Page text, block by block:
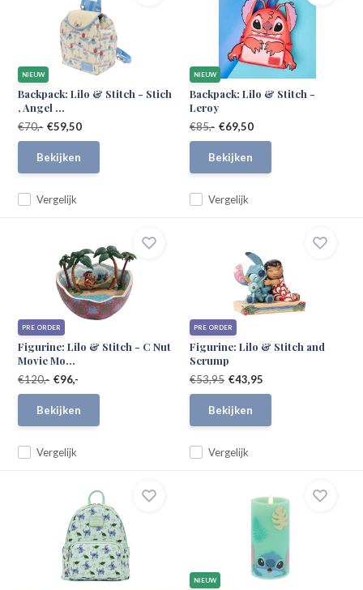
NIEUW
Backpack: Lilo & Stitch - Stich
, Angel ...
Vergelijk
€70,- €59,50
Bekijken
NIEUW
Backpack: Lilo & Stitch -
Leroy
Vergelijk
€85,- €69,50
Bekijken
PRE ORDER
Figurine: Lilo & Stitch - C Nut
Movie Mo...
Vergelijk
€120,- €96,-
Bekijken
PRE ORDER
Figurine: Lilo & Stitch and
Scrump
Vergelijk
€53,95 €43,95
Bekijken
NIEUW